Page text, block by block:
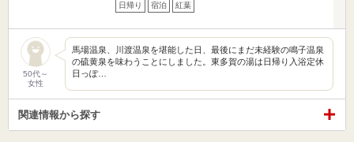
日帰り 宿泊 紅葉
50代～
女性
馬場温泉、川渡温泉を堪能した日、最後にまだ未経験の鳴子温泉
の硫黄泉を味わうことにしました。東多賀の湯は日帰り入浴定休
日っぽ…
関連情報から探す